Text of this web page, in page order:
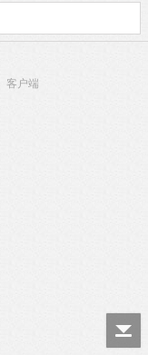
客户端